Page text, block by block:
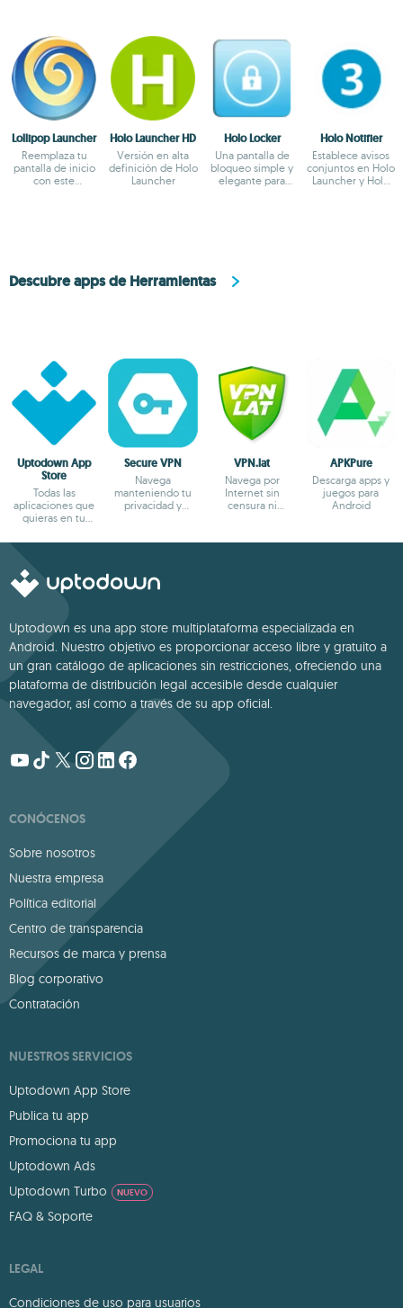
Lollipop Launcher
Reemplaza tu
pantalla de inicio
con este
Holo Launcher HD
Versión en alta
definición de Holo
Launcher
Holo Locker
Una pantalla de
bloqueo simple y
elegante para
Holo Notifier
Establece avisos
conjuntos en Holo
Launcher y Holo
Descubre apps de Herramientas
Uptodown App
Store
Todas las
aplicaciones que
quieras en tu
Secure VPN
Navega
manteniendo tu
privacidad y
VPN.lat
Navega por
Internet sin
censura ni
APKPure
Descarga apps y
juegos para
Android
Uptodown es una app store multiplataforma especializada en
Android. Nuestro objetivo es proporcionar acceso libre y gratuito a
un gran catálogo de aplicaciones sin restricciones, ofreciendo una
plataforma de distribución legal accesible desde cualquier
navegador, así como a través de su app oficial.
CONÓCENOS
Sobre nosotros
Nuestra empresa
Política editorial
Centro de transparencia
Recursos de marca y prensa
Blog corporativo
Contratación
NUESTROS SERVICIOS
Uptodown App Store
Publica tu app
Promociona tu app
Uptodown Ads
Uptodown Turbo
NUEVO
FAQ & Soporte
LEGAL
Condiciones de uso para usuarios